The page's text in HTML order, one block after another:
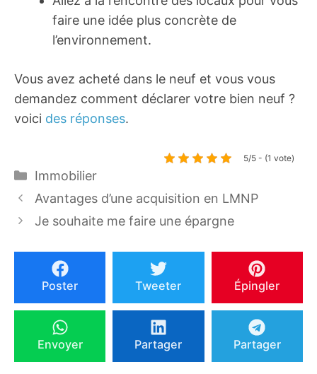
faire une idée plus concrète de
l’environnement.
Vous avez acheté dans le neuf et vous vous
demandez comment déclarer votre bien neuf ?
voici des réponses.
5/5 - (1 vote)
Catégories
Immobilier
Avantages d’une acquisition en LMNP
Je souhaite me faire une épargne
Poster Tweeter Épingler
Envoyer Partager Partager